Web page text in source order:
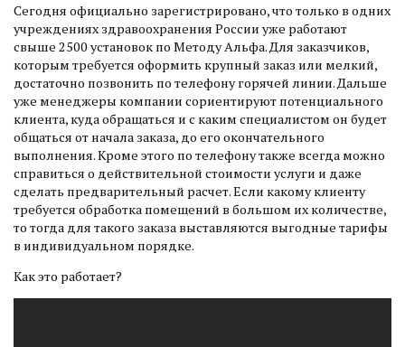
Сегодня официально зарегистрировано, что только в одних
учреждениях здравоохранения России уже работают
свыше 2500 установок по Методу Альфа. Для заказчиков,
которым требуется оформить крупный заказ или мелкий,
достаточно позвонить по телефону горячей линии. Дальше
уже менеджеры компании сориентируют потенциального
клиента, куда обращаться и с каким специалистом он будет
общаться от начала заказа, до его окончательного
выполнения. Кроме этого по телефону также всегда можно
справиться о действительной стоимости услуги и даже
сделать предварительный расчет. Если какому клиенту
требуется обработка помещений в большом их количестве,
то тогда для такого заказа выставляются выгодные тарифы
в индивидуальном порядке.
Как это работает?